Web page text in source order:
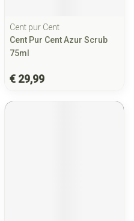
Cent pur Cent
Cent Pur Cent Azur Scrub
75ml
€ 29,99